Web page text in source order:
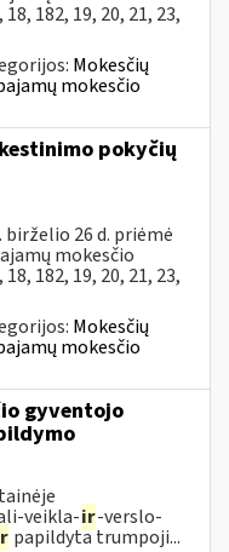
182, 19, 20, 21, 23,
Mokesčių
mokesčio
pokyčių
birželio 26 d. priėmė
mokesčio
182, 19, 20, 21, 23,
Mokesčių
mokesčio
gyventojo
veikla-ir-verslo-
papildyta trumpoji...